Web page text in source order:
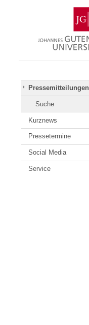
Gutenberg-
Universität
Mainz
Pressemitteilungen
Suche
Kurznews
Pressetermine
Social Media
Service